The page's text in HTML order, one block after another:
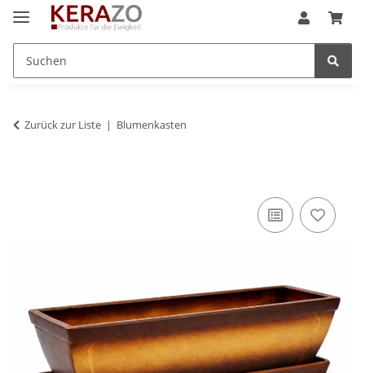
Zurück zur Liste Blumenkasten